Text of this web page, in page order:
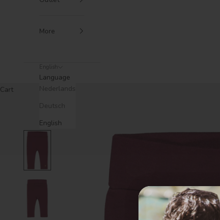
More
Language
Nederlands
Deutsch
English
Cart